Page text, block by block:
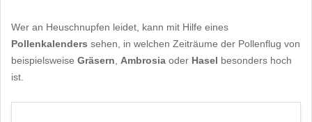
Wer an Heuschnupfen leidet, kann mit Hilfe eines
Pollenkalenders sehen, in welchen Zeiträume der Pollenflug von
beispielsweise Gräsern Ambrosia oder Hasel besonders hoch
ist.